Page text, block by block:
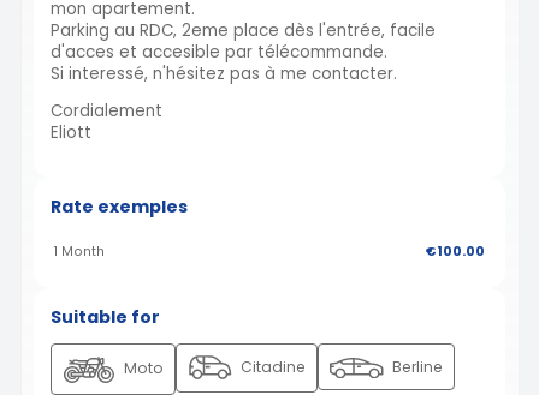
mon apartement.
Parking au RDC, 2eme place dès l'entrée, facile
d'acces et accesible par télécommande.
Si interessé, n'hésitez pas à me contacter.
Cordialement
Eliott
Rate exemples
1 Month €100.00
Suitable for
Moto Citadine Berline